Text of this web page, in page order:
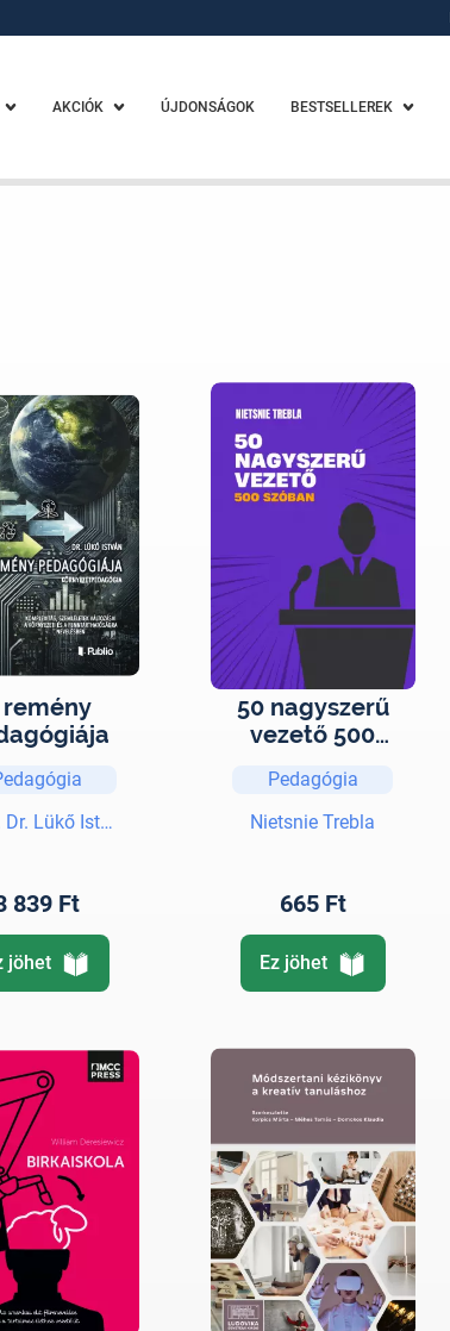
AKCIÓK ÚJDONSÁGOK BESTSELLEREK
remény
Lükő István
839 Ft
jöhet
50 nagyszerű
vezető 500
Pedagógia
Nietsnie Trebla
665 Ft
Ez jöhet